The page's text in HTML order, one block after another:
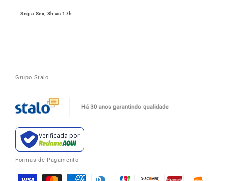
Seg a Sex, 8h as 17h
Grupo Stalo
Verificada por
Formas de Pagamento